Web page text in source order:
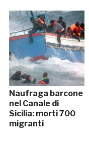
Naufraga barcone
nel Canale di
Sicilia: morti 700
migranti